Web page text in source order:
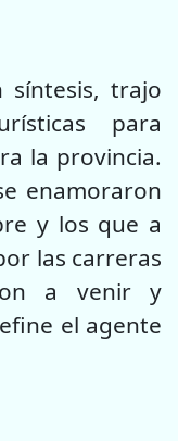
síntesis, trajo
para
la provincia.
enamoraron
y los que a
las carreras
a venir y
el agente